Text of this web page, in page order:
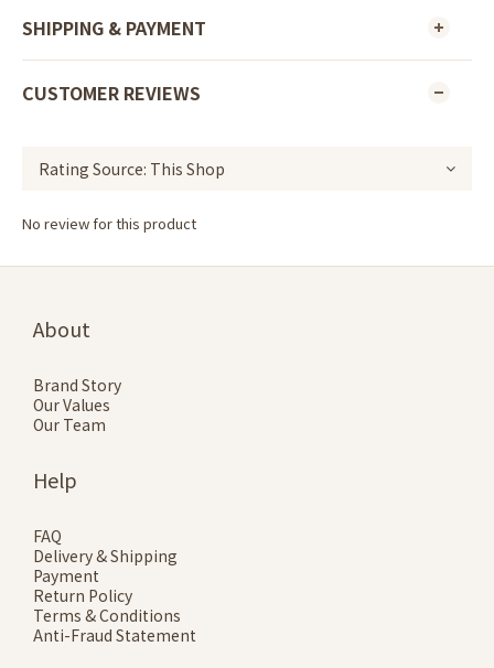
SHIPPING & PAYMENT
CUSTOMER REVIEWS
No review for this product
About
Brand Story
Our Values
Our Team
Help
FAQ
Delivery & Shipping
Payment
Return Policy
Terms & Conditions
Anti-Fraud Statement